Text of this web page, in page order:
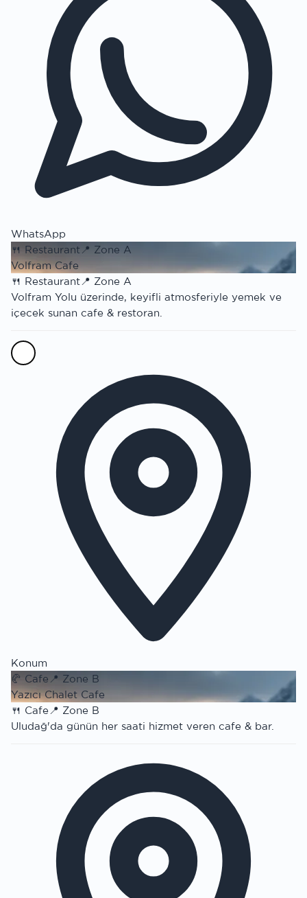
WhatsApp
🍴 Restaurant 📍 Zone A
Volfram Cafe
🍴 Restaurant📍 Zone A
Volfram Yolu üzerinde, keyifli atmosferiyle yemek ve
içecek sunan cafe & restoran.
Konum
🥐 Cafe 📍 Zone B
Yazıcı Chalet Cafe
🍴 Cafe📍 Zone B
Uludağ'da günün her saati hizmet veren cafe & bar.